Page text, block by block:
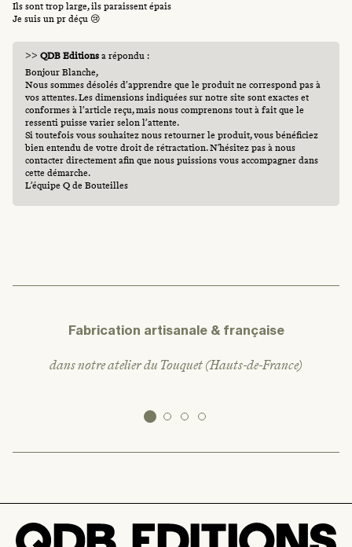
Ils sont trop large, ils paraissent épais
Je suis un pr déçu 😢
>> QDB Editions a répondu :
Bonjour Blanche,
Nous sommes désolés d’apprendre que le produit ne correspond pas à
vos attentes. Les dimensions indiquées sur notre site sont exactes et
conformes à l’article reçu, mais nous comprenons tout à fait que le
ressenti puisse varier selon l’attente.
Si toutefois vous souhaitez nous retourner le produit, vous bénéficiez
bien entendu de votre droit de rétractation. N'hésitez pas à nous
contacter directement afin que nous puissions vous accompagner dans
cette démarche.
L’équipe Q de Bouteilles
Fabrication artisanale & française
dans notre atelier du Touquet (Hauts-de-France)